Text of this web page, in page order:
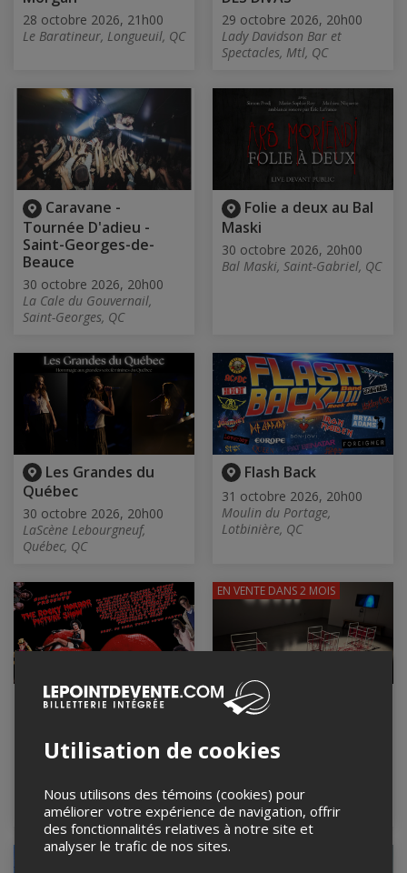
28 octobre 2026, 21h00
Le Baratineur, Longueuil, QC
29 octobre 2026, 20h00
Lady Davidson Bar et
Spectacles, Mtl, QC
Caravane -
Tournée D'adieu -
Saint-Georges-de-
Beauce
30 octobre 2026, 20h00
La Cale du Gouvernail,
Saint-Georges, QC
Folie a deux au Bal
Maski
30 octobre 2026, 20h00
Bal Maski, Saint-Gabriel, QC
Les Grandes du
Québec
30 octobre 2026, 20h00
LaScène Lebourgneuf,
Québec, QC
Flash Back
31 octobre 2026, 20h00
Moulin du Portage,
Lotbinière, QC
ROCKY HORROR
show d'humour!
31 octobre 2026, 20h30
Grandir adopté(e) :
récits, identités et
réalités
1er novembre 2026, 13h00
Multifonction RDC,
Montreal, QC
EN VENTE DANS 2 MOIS
EN VENTE
Utilisation de cookies
Nous utilisons des témoins (cookies) pour
améliorer votre expérience de navigation, offrir
des fonctionnalités relatives à notre site et
analyser le trafic de nos sites.